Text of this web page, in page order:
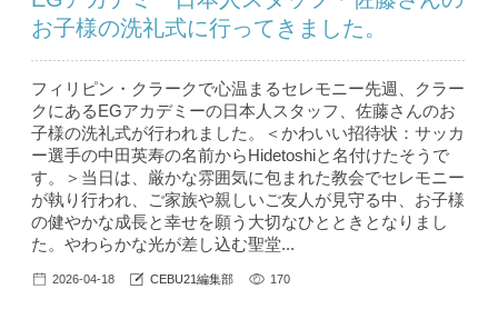
お子様の洗礼式に行ってきました。
フィリピン・クラークで心温まるセレモニー先週、クラー
クにあるEGアカデミーの日本人スタッフ、佐藤さんのお
子様の洗礼式が行われました。＜かわいい招待状：サッカ
ー選手の中田英寿の名前からHidetoshiと名付けたそうで
す。＞当日は、厳かな雰囲気に包まれた教会でセレモニー
が執り行われ、ご家族や親しいご友人が見守る中、お子様
の健やかな成長と幸せを願う大切なひとときとなりまし
た。やわらかな光が差し込む聖堂...
2026-04-18 CEBU21編集部 170